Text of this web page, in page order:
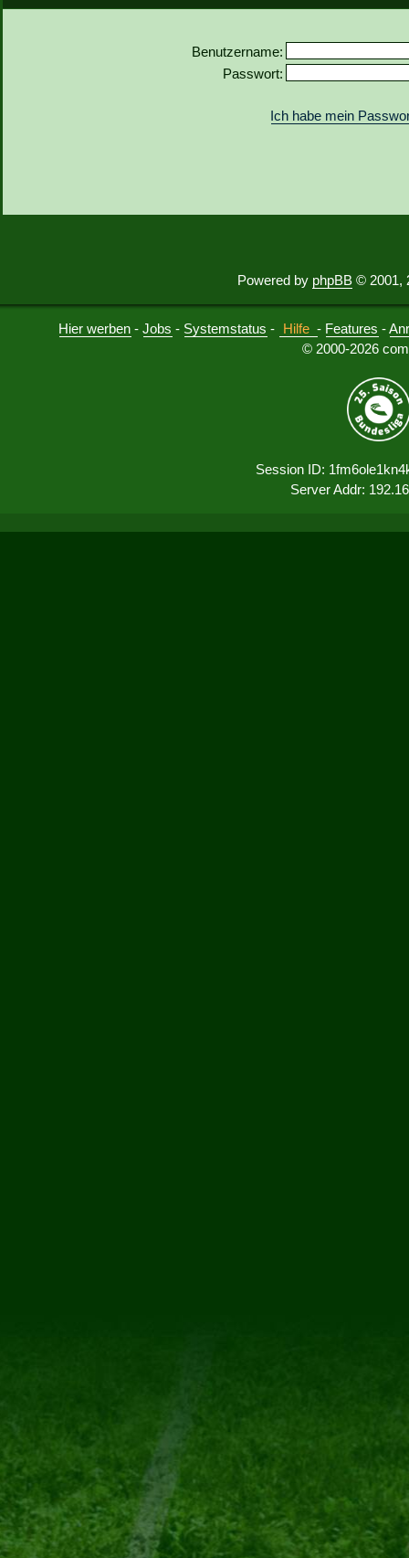
Benutzername:
Passwort:
Ich habe mein
Powered by phpBB © 2001,
Hier werben -Jobs - Systemstatus - Hilfe - Features -
© 2000-2026
Session ID:
Server Addr: